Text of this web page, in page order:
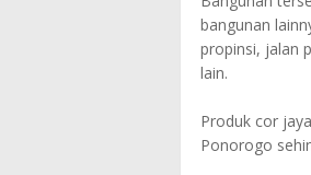
bangunan
propinsi, jalan
lain.
Produk cor
Ponorogo